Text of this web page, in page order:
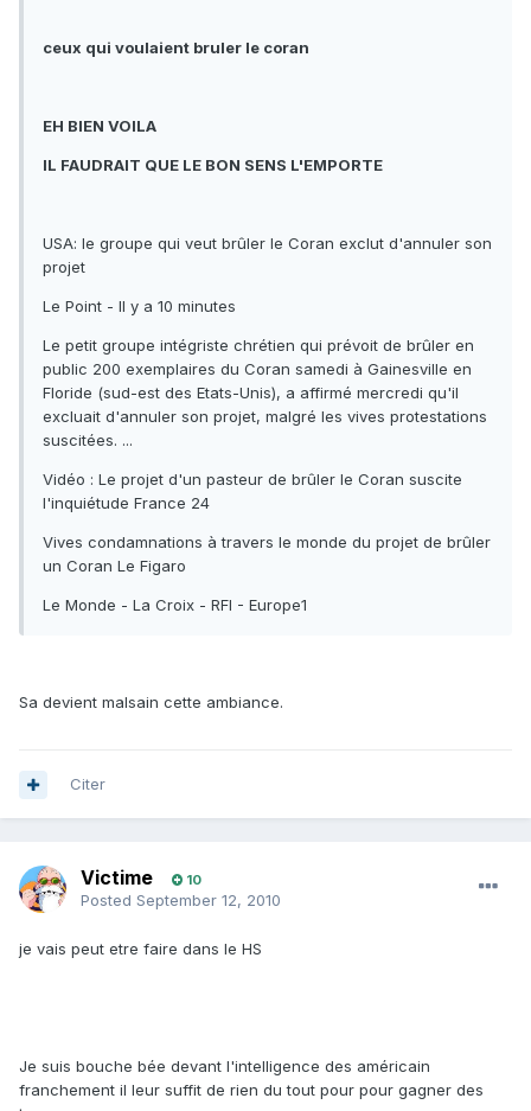
ceux qui voulaient bruler le coran
EH BIEN VOILA
IL FAUDRAIT QUE LE BON SENS L'EMPORTE
USA: le groupe qui veut brûler le Coran exclut d'annuler son
projet
Le Point - ‎Il y a 10 minutes ‎
Le petit groupe intégriste chrétien qui prévoit de brûler en
public 200 exemplaires du Coran samedi à Gainesville en
Floride (sud-est des Etats-Unis), a affirmé mercredi qu'il
excluait d'annuler son projet, malgré les vives protestations
suscitées. ...
Vidéo : Le projet d'un pasteur de brûler le Coran suscite
l'inquiétude France 24
Vives condamnations à travers le monde du projet de brûler
un Coran Le Figaro
Le Monde - La Croix - RFI - Europe1
Sa devient malsain cette ambiance.
Citer
Victime 10
Posted September 12, 2010
je vais peut etre faire dans le HS
Je suis bouche bée devant l'intelligence des américain
franchement il leur suffit de rien du tout pour pour gagner des